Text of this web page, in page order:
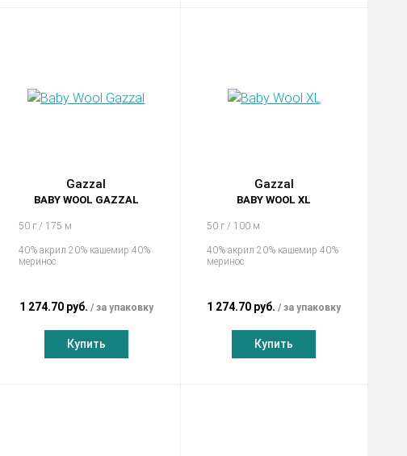
Gazzal
BABY WOOL GAZZAL
50 г / 175 м
40% акрил 20% кашемир 40%
меринос
1 274.70 руб. за упаковку
Купить
Gazzal
BABY WOOL XL
50 г / 100 м
40% акрил 20% кашемир 40%
меринос
1 274.70 руб. за упаковку
Купить